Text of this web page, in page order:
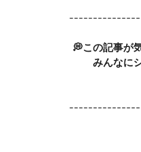
💭この記事が
みんなに